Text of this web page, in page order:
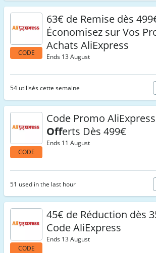
CODE
63€ de Remise dès
Économisez sur Vos
Achats AliExpress
Ends 13 August
54 utilisés cette semaine
CODE
Code Promo
Offerts Dès 499€
Ends 11 August
51 used in the last hour
CODE
45€ de Réduction dès
Code AliExpress
Ends 13 August